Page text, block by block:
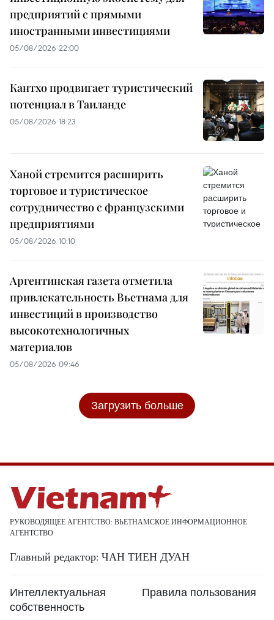
предприятий с прямыми
иностранными инвестициями
05/08/2026 22:00
Кантхо продвигает туристический
потенциал в Таиланде
05/08/2026 18:23
Ханой стремится расширить
торговое и туристическое
сотрудничество с французскими
предприятиями
05/08/2026 10:10
Аргентинская газета отметила
привлекательность Вьетнама для
инвестиций в производство
высокотехнологичных
материалов
05/08/2026 09:46
Загрузить больше
РУКОВОДЯЩЕЕ АГЕНТСТВО: ВЬЕТНАМСКОЕ ИНФОРМАЦИОННОЕ
АГЕНТСТВО
Главный редактор: ЧАН ТИЕН ДУАН
Интеллектуальная
собственность
Правила пользования